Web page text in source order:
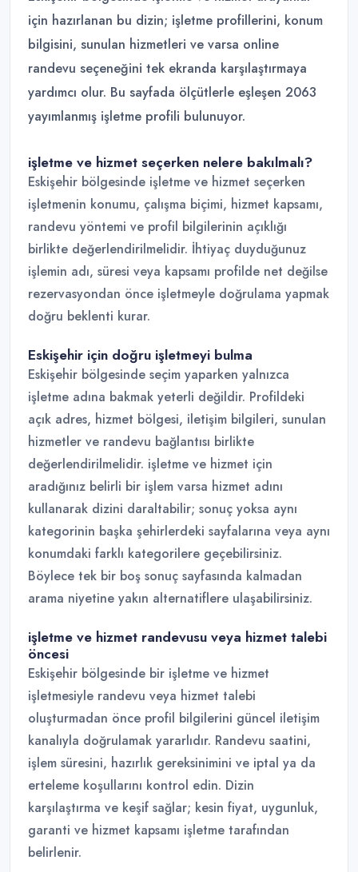
için hazırlanan bu dizin; işletme profillerini, konum
bilgisini, sunulan hizmetleri ve varsa online
randevu seçeneğini tek ekranda karşılaştırmaya
yardımcı olur. Bu sayfada ölçütlerle eşleşen 2063
yayımlanmış işletme profili bulunuyor.
işletme ve hizmet seçerken nelere bakılmalı?
Eskişehir bölgesinde işletme ve hizmet seçerken
işletmenin konumu, çalışma biçimi, hizmet kapsamı,
randevu yöntemi ve profil bilgilerinin açıklığı
birlikte değerlendirilmelidir. İhtiyaç duyduğunuz
işlemin adı, süresi veya kapsamı profilde net değilse
rezervasyondan önce işletmeyle doğrulama yapmak
doğru beklenti kurar.
Eskişehir için doğru işletmeyi bulma
Eskişehir bölgesinde seçim yaparken yalnızca
işletme adına bakmak yeterli değildir. Profildeki
açık adres, hizmet bölgesi, iletişim bilgileri, sunulan
hizmetler ve randevu bağlantısı birlikte
değerlendirilmelidir. işletme ve hizmet için
aradığınız belirli bir işlem varsa hizmet adını
kullanarak dizini daraltabilir; sonuç yoksa aynı
kategorinin başka şehirlerdeki sayfalarına veya aynı
konumdaki farklı kategorilere geçebilirsiniz.
Böylece tek bir boş sonuç sayfasında kalmadan
arama niyetine yakın alternatiflere ulaşabilirsiniz.
işletme ve hizmet randevusu veya hizmet talebi
öncesi
Eskişehir bölgesinde bir işletme ve hizmet
işletmesiyle randevu veya hizmet talebi
oluşturmadan önce profil bilgilerini güncel iletişim
kanalıyla doğrulamak yararlıdır. Randevu saatini,
işlem süresini, hazırlık gereksinimini ve iptal ya da
erteleme koşullarını kontrol edin. Dizin
karşılaştırma ve keşif sağlar; kesin fiyat, uygunluk,
garanti ve hizmet kapsamı işletme tarafından
belirlenir.